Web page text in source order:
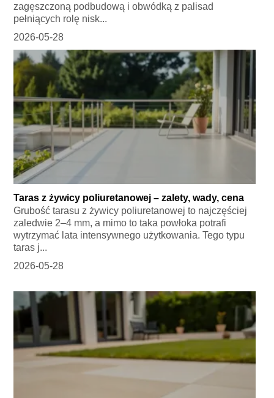
zagęszczoną podbudową i obwódką z palisad
pełniących rolę nisk...
2026-05-28
Taras z żywicy poliuretanowej – zalety, wady, cena
Grubość tarasu z żywicy poliuretanowej to najczęściej
zaledwie 2–4 mm, a mimo to taka powłoka potrafi
wytrzymać lata intensywnego użytkowania. Tego typu
taras j...
2026-05-28